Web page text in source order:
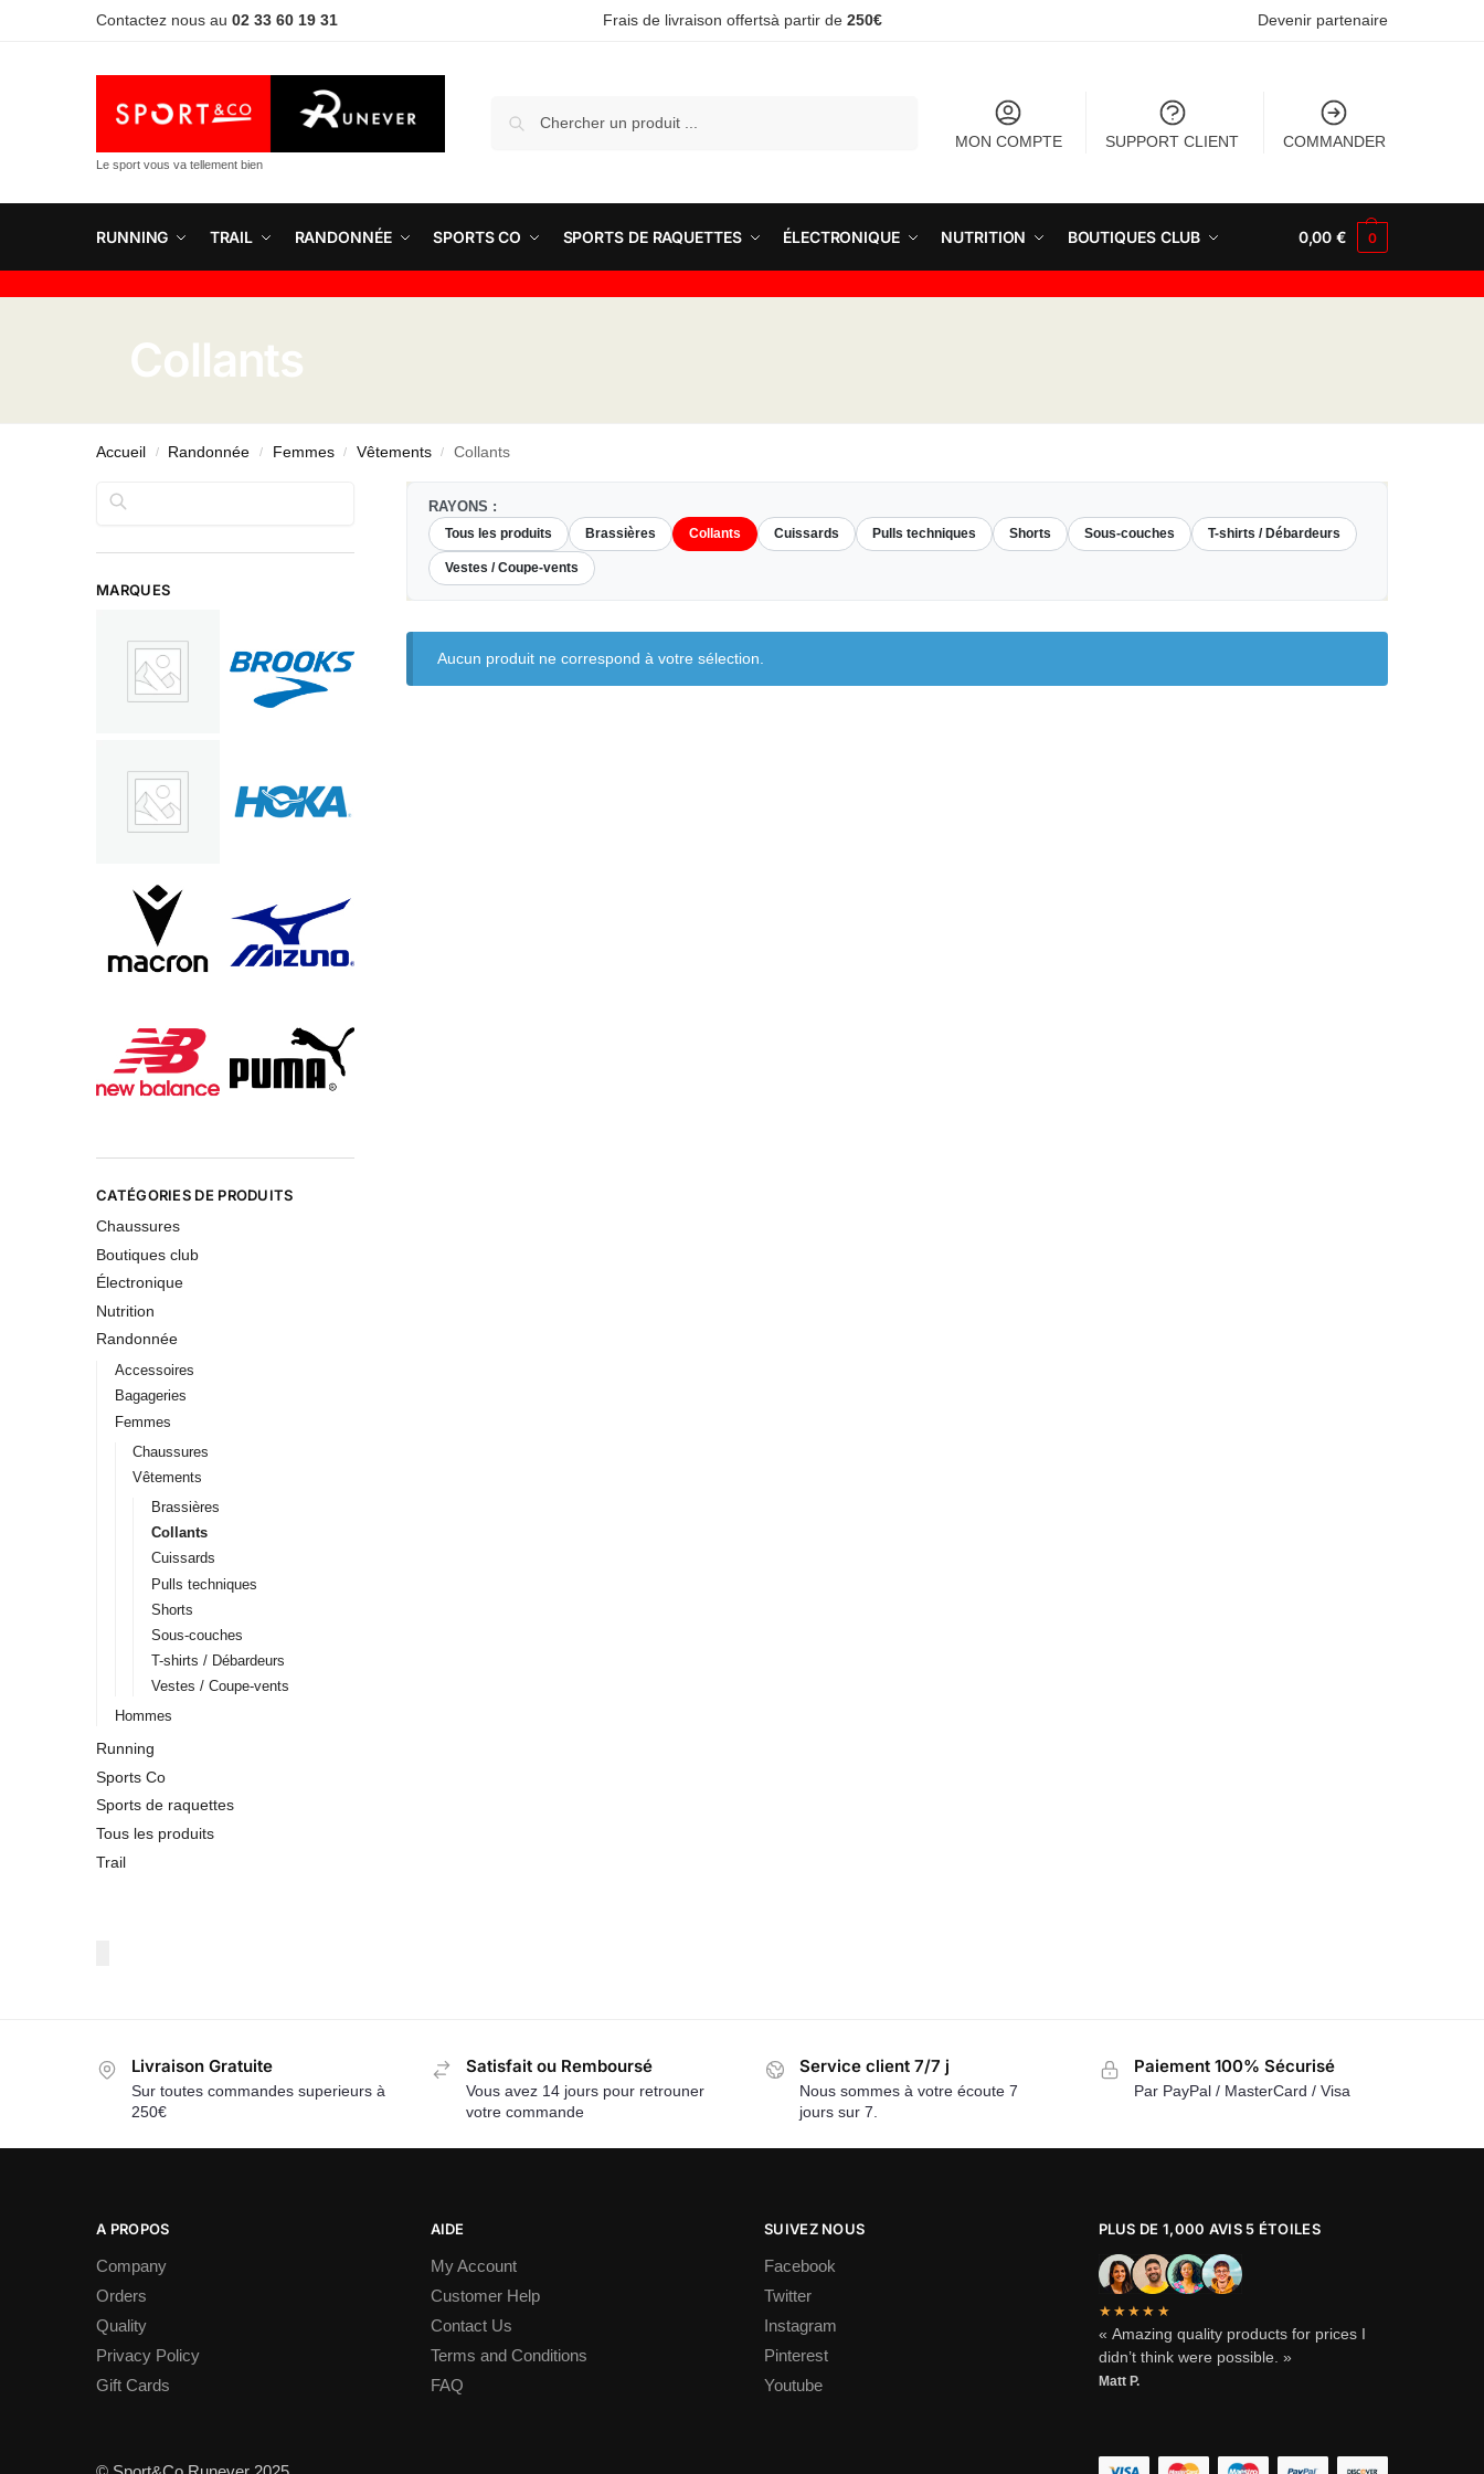
Contactez nous au 02 33 60 19 31 Frais de livraison offertsà partir de 250€ Devenir partenaire
Le sport vous va tellement bien
MON COMPTE
SUPPORT CLIENT COMMANDER
RUNNING TRAIL RANDONNÉE SPORTS CO SPORTS DE RAQUETTES ÉLECTRONIQUE NUTRITION BOUTIQUES CLUB 0,00€ 0
Collants
Accueil / Randonnée / Femmes / Vêtements / Collants
RAYONS :
Tous les produits
Brassières Collants Cuissards Pulls techniques Shorts Sous-couches T-shirts / Débardeurs
Vestes / Coupe-vents
Aucun produit ne correspond à votre sélection.
MARQUES
CATÉGORIES DE PRODUITS
Chaussures
Boutiques club
Électronique
Nutrition
Randonnée
Accessoires
Bagageries
Femmes
Chaussures
Vêtements
Brassières
Collants
Cuissards
Pulls techniques
Shorts
Sous-couches
T-shirts / Débardeurs
Vestes / Coupe-vents
Hommes
Running
Sports Co
Sports de raquettes
Tous les produits
Trail
Livraison Gratuite
Sur toutes commandes superieurs à
250€
Satisfait ou Remboursé
Vous avez 14 jours pour retrouner
votre commande
Service client 7/7 j
Nous sommes à votre écoute 7
jours sur 7.
Paiement 100% Sécurisé
Par PayPal / MasterCard / Visa
A PROPOS
Company
Orders
Quality
Privacy Policy
Gift Cards
AIDE
My Account
Customer Help
Contact Us
Terms and Conditions
FAQ
SUIVEZ NOUS
Facebook
Twitter
Instagram
Pinterest
Youtube
PLUS DE 1,000 AVIS 5 ÉTOILES
★★★★★
« Amazing quality products for prices I
didn’t think were possible. »
Matt P.